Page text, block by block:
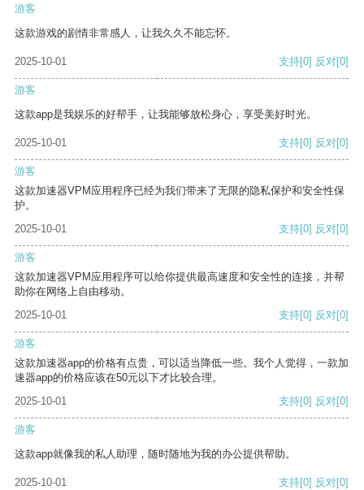
游客
这款游戏的剧情非常感人，让我久久不能忘怀。
2025-10-01 支持[0] 反对[0]
游客
这款app是我娱乐的好帮手，让我能够放松身心，享受美好时光。
2025-10-01 支持[0] 反对[0]
游客
这款加速器VPM应用程序已经为我们带来了无限的隐私保护和安全性保
护。
2025-10-01
支持[0] 反对[0]
游客
这款加速器VPM应用程序可以给你提供最高速度和安全性的连接，并帮
助你在网络上自由移动。
2025-10-01
支持[0] 反对[0]
游客
这款加速器app的价格有点贵，可以适当降低一些。我个人觉得，一款加
速器app的价格应该在50元以下才比较合理。
2025-10-01
支持[0] 反对[0]
游客
这款app就像我的私人助理，随时随地为我的办公提供帮助。
2025-10-01 支持[0] 反对[0]